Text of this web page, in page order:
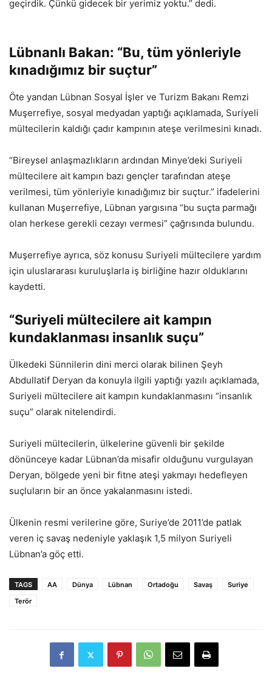
geçirdik. Çünkü gidecek bir yerimiz yoktu.” dedi.
Lübnanlı Bakan: “Bu, tüm yönleriyle
kınadığımız bir suçtur”
Öte yandan Lübnan Sosyal İşler ve Turizm Bakanı Remzi
Muşerrefiye, sosyal medyadan yaptığı açıklamada, Suriyeli
mültecilerin kaldığı çadır kampının ateşe verilmesini kınadı.
“Bireysel anlaşmazlıkların ardından Minye’deki Suriyeli
mültecilere ait kampın bazı gençler tarafından ateşe
verilmesi, tüm yönleriyle kınadığımız bir suçtur.” ifadelerini
kullanan Muşerrefiye, Lübnan yargısına “bu suçta parmağı
olan herkese gerekli cezayı vermesi” çağrısında bulundu.
Muşerrefiye ayrıca, söz konusu Suriyeli mültecilere yardım
için uluslararası kuruluşlarla iş birliğine hazır olduklarını
kaydetti.
“Suriyeli mültecilere ait kampın
kundaklanması insanlık suçu”
Ülkedeki Sünnilerin dini merci olarak bilinen Şeyh
Abdullatif Deryan da konuyla ilgili yaptığı yazılı açıklamada,
Suriyeli mültecilere ait kampın kundaklanmasını “insanlık
suçu” olarak nitelendirdi.
Suriyeli mültecilerin, ülkelerine güvenli bir şekilde
dönünceye kadar Lübnan’da misafir olduğunu vurgulayan
Deryan, bölgede yeni bir fitne ateşi yakmayı hedefleyen
suçluların bir an önce yakalanmasını istedi.
Ülkenin resmi verilerine göre, Suriye’de 2011’de patlak
veren iç savaş nedeniyle yaklaşık 1,5 milyon Suriyeli
Lübnan’a göç etti.
TAGS AA Dünya Lübnan Ortadoğu Savaş
Suriye
Terör